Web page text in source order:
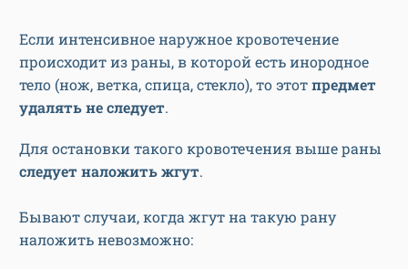
Если интенсивное наружное кровотечение
происходит из раны, в которой есть инородное
тело (нож, ветка, спица, стекло), то этотпредмет
удалять не следует.
Для остановки такого кровотечения выше раны
следует наложить жгут.
Бывают случаи, когда жгут на такую рану
наложить невозможно: